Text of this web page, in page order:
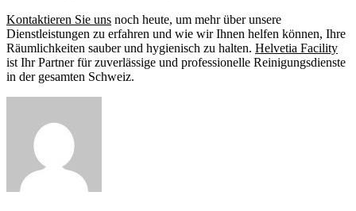
Kontaktieren Sie uns noch heute, um mehr über unsere
Dienstleistungen zu erfahren und wie wir Ihnen helfen können, Ihre
Räumlichkeiten sauber und hygienisch zu halten. Helvetia Facility
ist Ihr Partner für zuverlässige und professionelle Reinigungsdienste
in der gesamten Schweiz.